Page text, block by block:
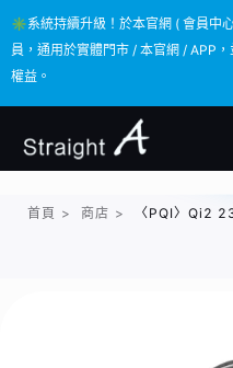
✳️系統持續升級！於本官網 ( 會員中
員，通用於實體門市 / 本官網 / APP
權益。
✳️系統持續升級！於本官網 ( 會員中
員，通用於實體門市 / 本官網 / APP
權益。
首頁 > 商店 > 〈PQI〉Qi2